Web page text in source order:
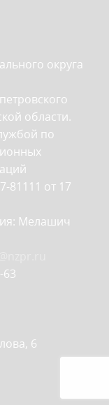
округа
области.
по
81111 от 17
Мелашич
63
6